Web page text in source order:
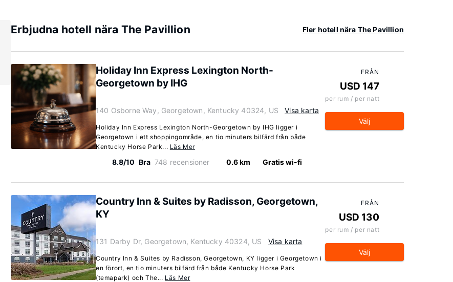
Erbjudna hotell nära The Pavillion Fler hotell nära The Pavillion
Holiday Inn Express Lexington North-
Georgetown by IHG
140 Osborne Way, Georgetown, Kentucky 40324, US Visa karta
Holiday Inn Express Lexington North-Georgetown by IHG ligger i
Georgetown i ett shoppingområde, en tio minuters bilfärd från både
Kentucky Horse Park... Läs Mer
8.8/10 Bra 748 recensioner 0.6 km Gratis wi-fi
FRÅN
USD 147
per rum / per natt
Välj
Country Inn & Suites by Radisson, Georgetown,
KY
131 Darby Dr, Georgetown, Kentucky 40324, US Visa karta
Country Inn & Suites by Radisson, Georgetown, KY ligger i Georgetown i
en förort, en tio minuters bilfärd från både Kentucky Horse Park
(temapark) och The... Läs Mer
FRÅN
USD 130
per rum / per natt
Välj